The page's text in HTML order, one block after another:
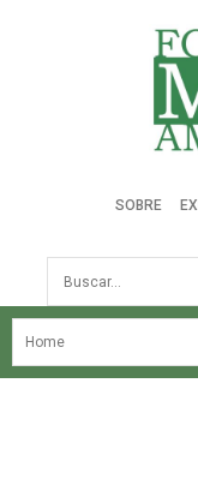
SOBRE
Busca
NOSSA HISTÓRIA